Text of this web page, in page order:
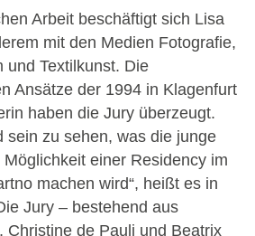
Arbeit beschäftigt sich Lisa
mit den Medien Fotografie,
und Textilkunst. Die
Ansätze der 1994 in Klagenfurt
haben die Jury überzeugt.
sein zu sehen, was die junge
einer Residency im
machen wird“, heißt es in
Jury – bestehend aus
Christine de Pauli und Beatrix